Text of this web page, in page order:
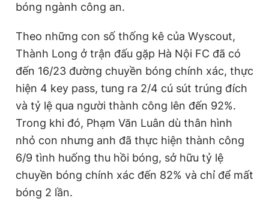
bóng ngành công an.
Theo những con số thống kê của Wyscout,
Thành Long ở trận đấu gặp Hà Nội FC đã có
đến 16/23 đường chuyền bóng chính xác, thực
hiện 4 key pass, tung ra 2/4 cú sút trúng đích
và tỷ lệ qua người thành công lên đến 92%.
Trong khi đó, Phạm Văn Luân dù thân hình
nhỏ con nhưng anh đã thực hiện thành công
6/9 tình huống thu hồi bóng, sở hữu tỷ lệ
chuyền bóng chính xác đến 82% và chỉ để mất
bóng 2 lần.